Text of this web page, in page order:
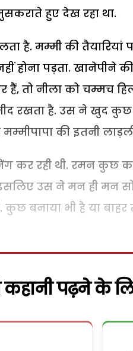
हुए देख रहा था.
है. मम्मी की
होना पड़ता. खानेपीने
तो नीला को चम्मच
रखता है. उस ने खुद कुछ
की इतनी
कर रही थी. रमन
उस ने मन ही मन
कुछ बनाया भी है या
पढ़ने के